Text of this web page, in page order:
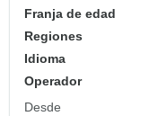
Franja de edad
Regiones
Idioma
Operador
Desde